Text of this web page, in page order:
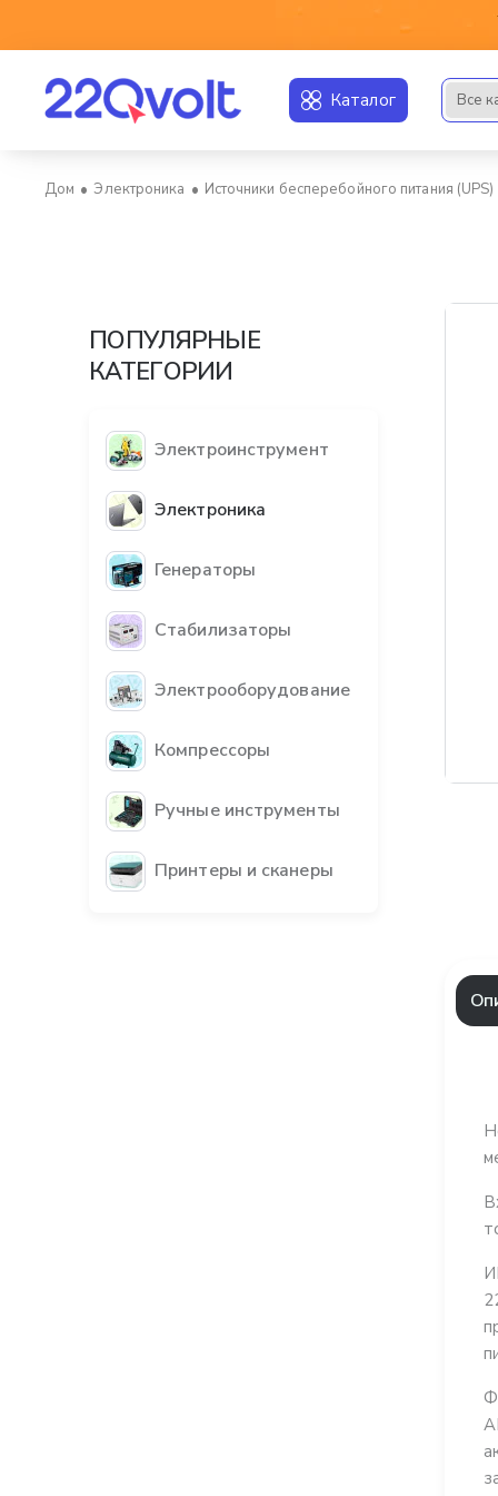
Каталог Все
Электроника Источники бесперебойного питания (UPS)
ПОПУЛЯРНЫЕ
КАТЕГОРИИ
Электроинструмент
Электроника
Генераторы
Стабилизаторы
Электрооборудование
Компрессоры
Ручные инструменты
Принтеры и сканеры